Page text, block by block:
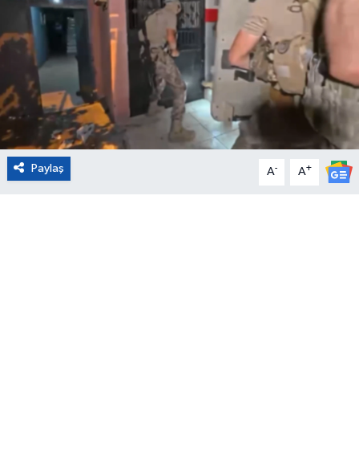
Paylaş A- A+
Sağlık
Magazin
Turizm
Çevre
Kültür ve Sanat